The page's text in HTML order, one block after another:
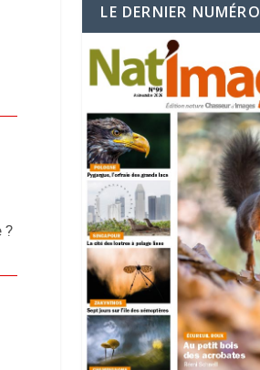
?
LE DERNIER NUMÉRO